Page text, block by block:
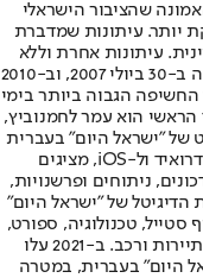
שהציבור הישראלי
יותר. עיתונות שמדברת
עיתונות אחרת וללא
תשלום. המהדורה המודפסת הראשונה פורסמה ב-30 ביולי 2007, וב-2010
החשיפה הגבוה ביותר בימי
הראשי הוא עמר לחמנוביץ,
של "ישראל היום" בעברית
ובאנגלית, כמו כן היישומונים (אפליקציות) לאנדרואיד ול-iOS, מציגים
ניתוחים ופרשנויות,
הדיגיטל של "ישראל היום"
סטייל, טכנולוגיה, ספורט,
כלכלה וצרכנות, בריאות, חיילים, אוכל, יהדות, תיירות ורכב. ב-2021 עלו
היום" בעברית, במטרה